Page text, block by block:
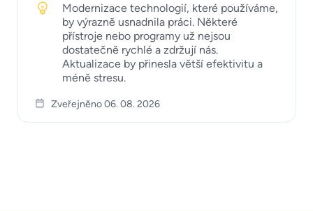
Modernizace technologií, které používáme,
by výrazně usnadnila práci. Některé
přístroje nebo programy už nejsou
dostatečně rychlé a zdržují nás.
Aktualizace by přinesla větší efektivitu a
méně stresu.
Zveřejněno 06. 08. 2026